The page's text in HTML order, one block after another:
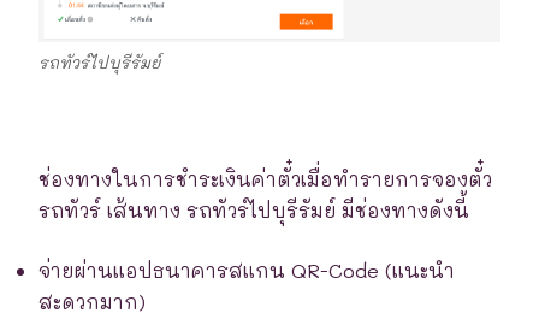
รถทัวร์ไปบุรีรัมย์
ช่องทางในการชำระเงินค่าตั๋วเมื่อทำรายการจองตั๋ว
รถทัวร์ เส้นทาง รถทัวร์ไปบุรีรัมย์ มีช่องทางดังนี้
จ่ายผ่านแอปธนาคารสแกน QR-Code (แนะนำ
สะดวกมาก)